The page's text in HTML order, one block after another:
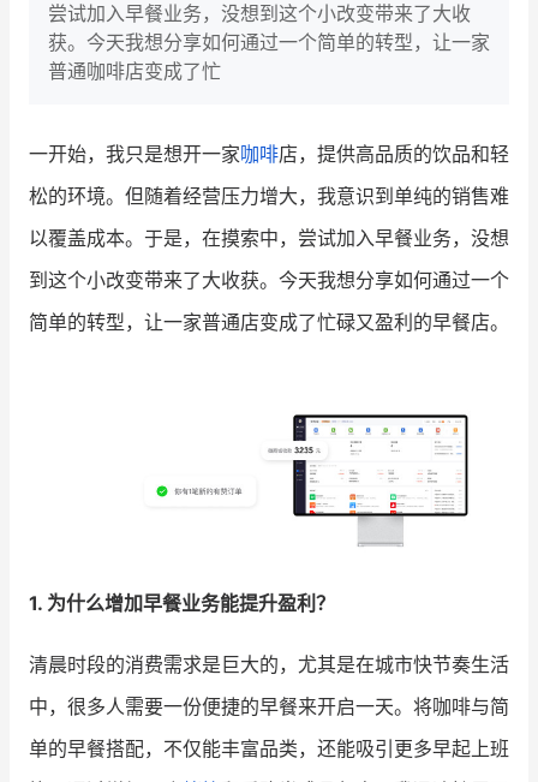
智库 产品场景库
产品更新动态
新零售资讯
培训课程
有赞商盟
社群交流
有赞云 数据通服务
尝试加入早餐业务，没想到这个小改变带来了大收
获。今天我想分享如何通过一个简单的转型，让一家
普通咖啡店变成了忙
一开始，我只是想开一家咖啡店，提供高品质的饮品和轻
松的环境。但随着经营压力增大，我意识到单纯的销售难
以覆盖成本。于是，在摸索中，尝试加入早餐业务，没想
到这个小改变带来了大收获。今天我想分享如何通过一个
简单的转型，让一家普通店变成了忙碌又盈利的早餐店。
1. 为什么增加早餐业务能提升盈利？
清晨时段的消费需求是巨大的，尤其是在城市快节奏生活
中，很多人需要一份便捷的早餐来开启一天。将咖啡与简
单的早餐搭配，不仅能丰富品类，还能吸引更多早起上班